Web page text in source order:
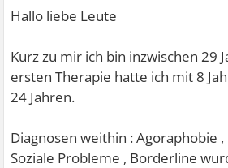
Hallo liebe Leute
Kurz zu mir ich bin inzwischen 29
ersten Therapie hatte ich mit 8
24 Jahren.
Diagnosen weithin : Agoraphobie
Soziale Probleme , Borderline